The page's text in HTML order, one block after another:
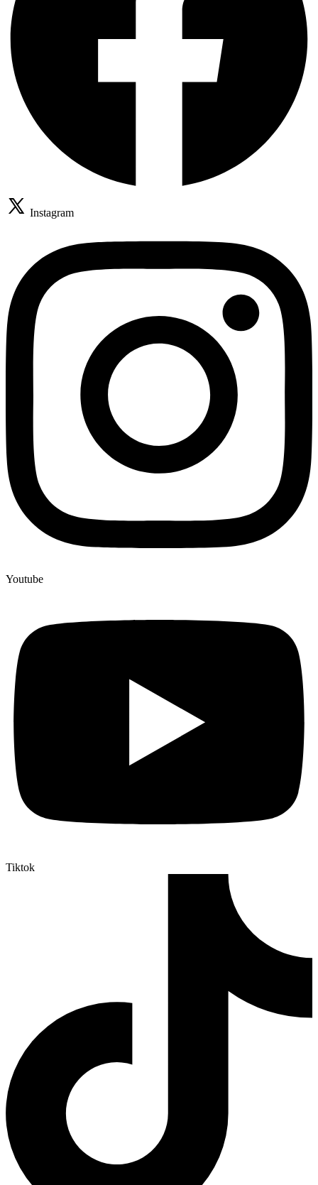
Instagram
Youtube
Tiktok